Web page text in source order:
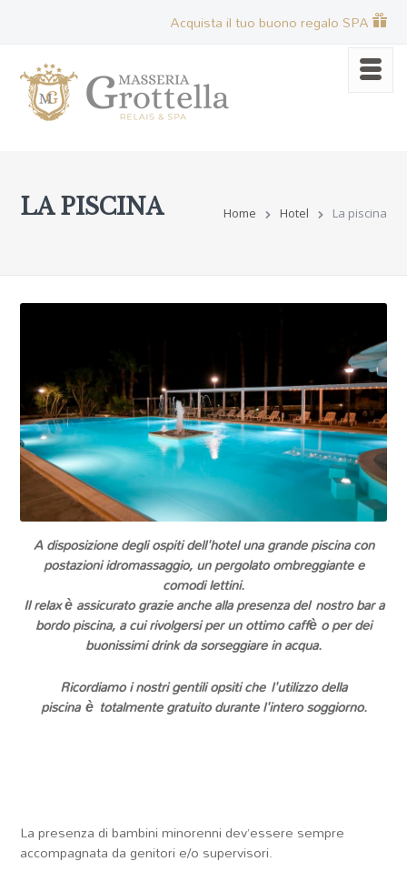
Acquista il tuo buono regalo SPA
LA PISCINA Home Hotel La piscina
A disposizione degli ospiti dell'hotel una grande piscina con
postazioni idromassaggio, un pergolato ombreggiante e
comodi lettini.
Il relax è assicurato grazie anche alla presenza del nostro bar a
bordo piscina, a cui rivolgersi per un ottimo caffè o per dei
buonissimi drink da sorseggiare in acqua.
Ricordiamo i nostri gentili opsiti che l'utilizzo della
piscinaètotalmente gratuito durante l'intero soggiorno.
La presenza di bambini minorenni dev’essere sempre
accompagnata da genitori e/o supervisori.